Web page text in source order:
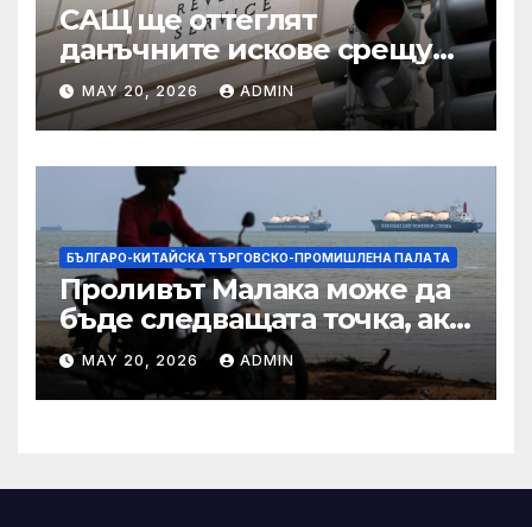
САЩ ще оттеглят
данъчните искове срещу
Тръмп „завинаги“ в
сделката за съдебно дело с
IRS
MAY 20, 2026 ADMIN
БЪЛГАРО-КИТАЙСКА ТЪРГОВСКО-ПРОМИШЛЕНА ПАЛAТА
Проливът Малака може да
бъде следващата точка, ако
Азия не внимава
MAY 20, 2026 ADMIN